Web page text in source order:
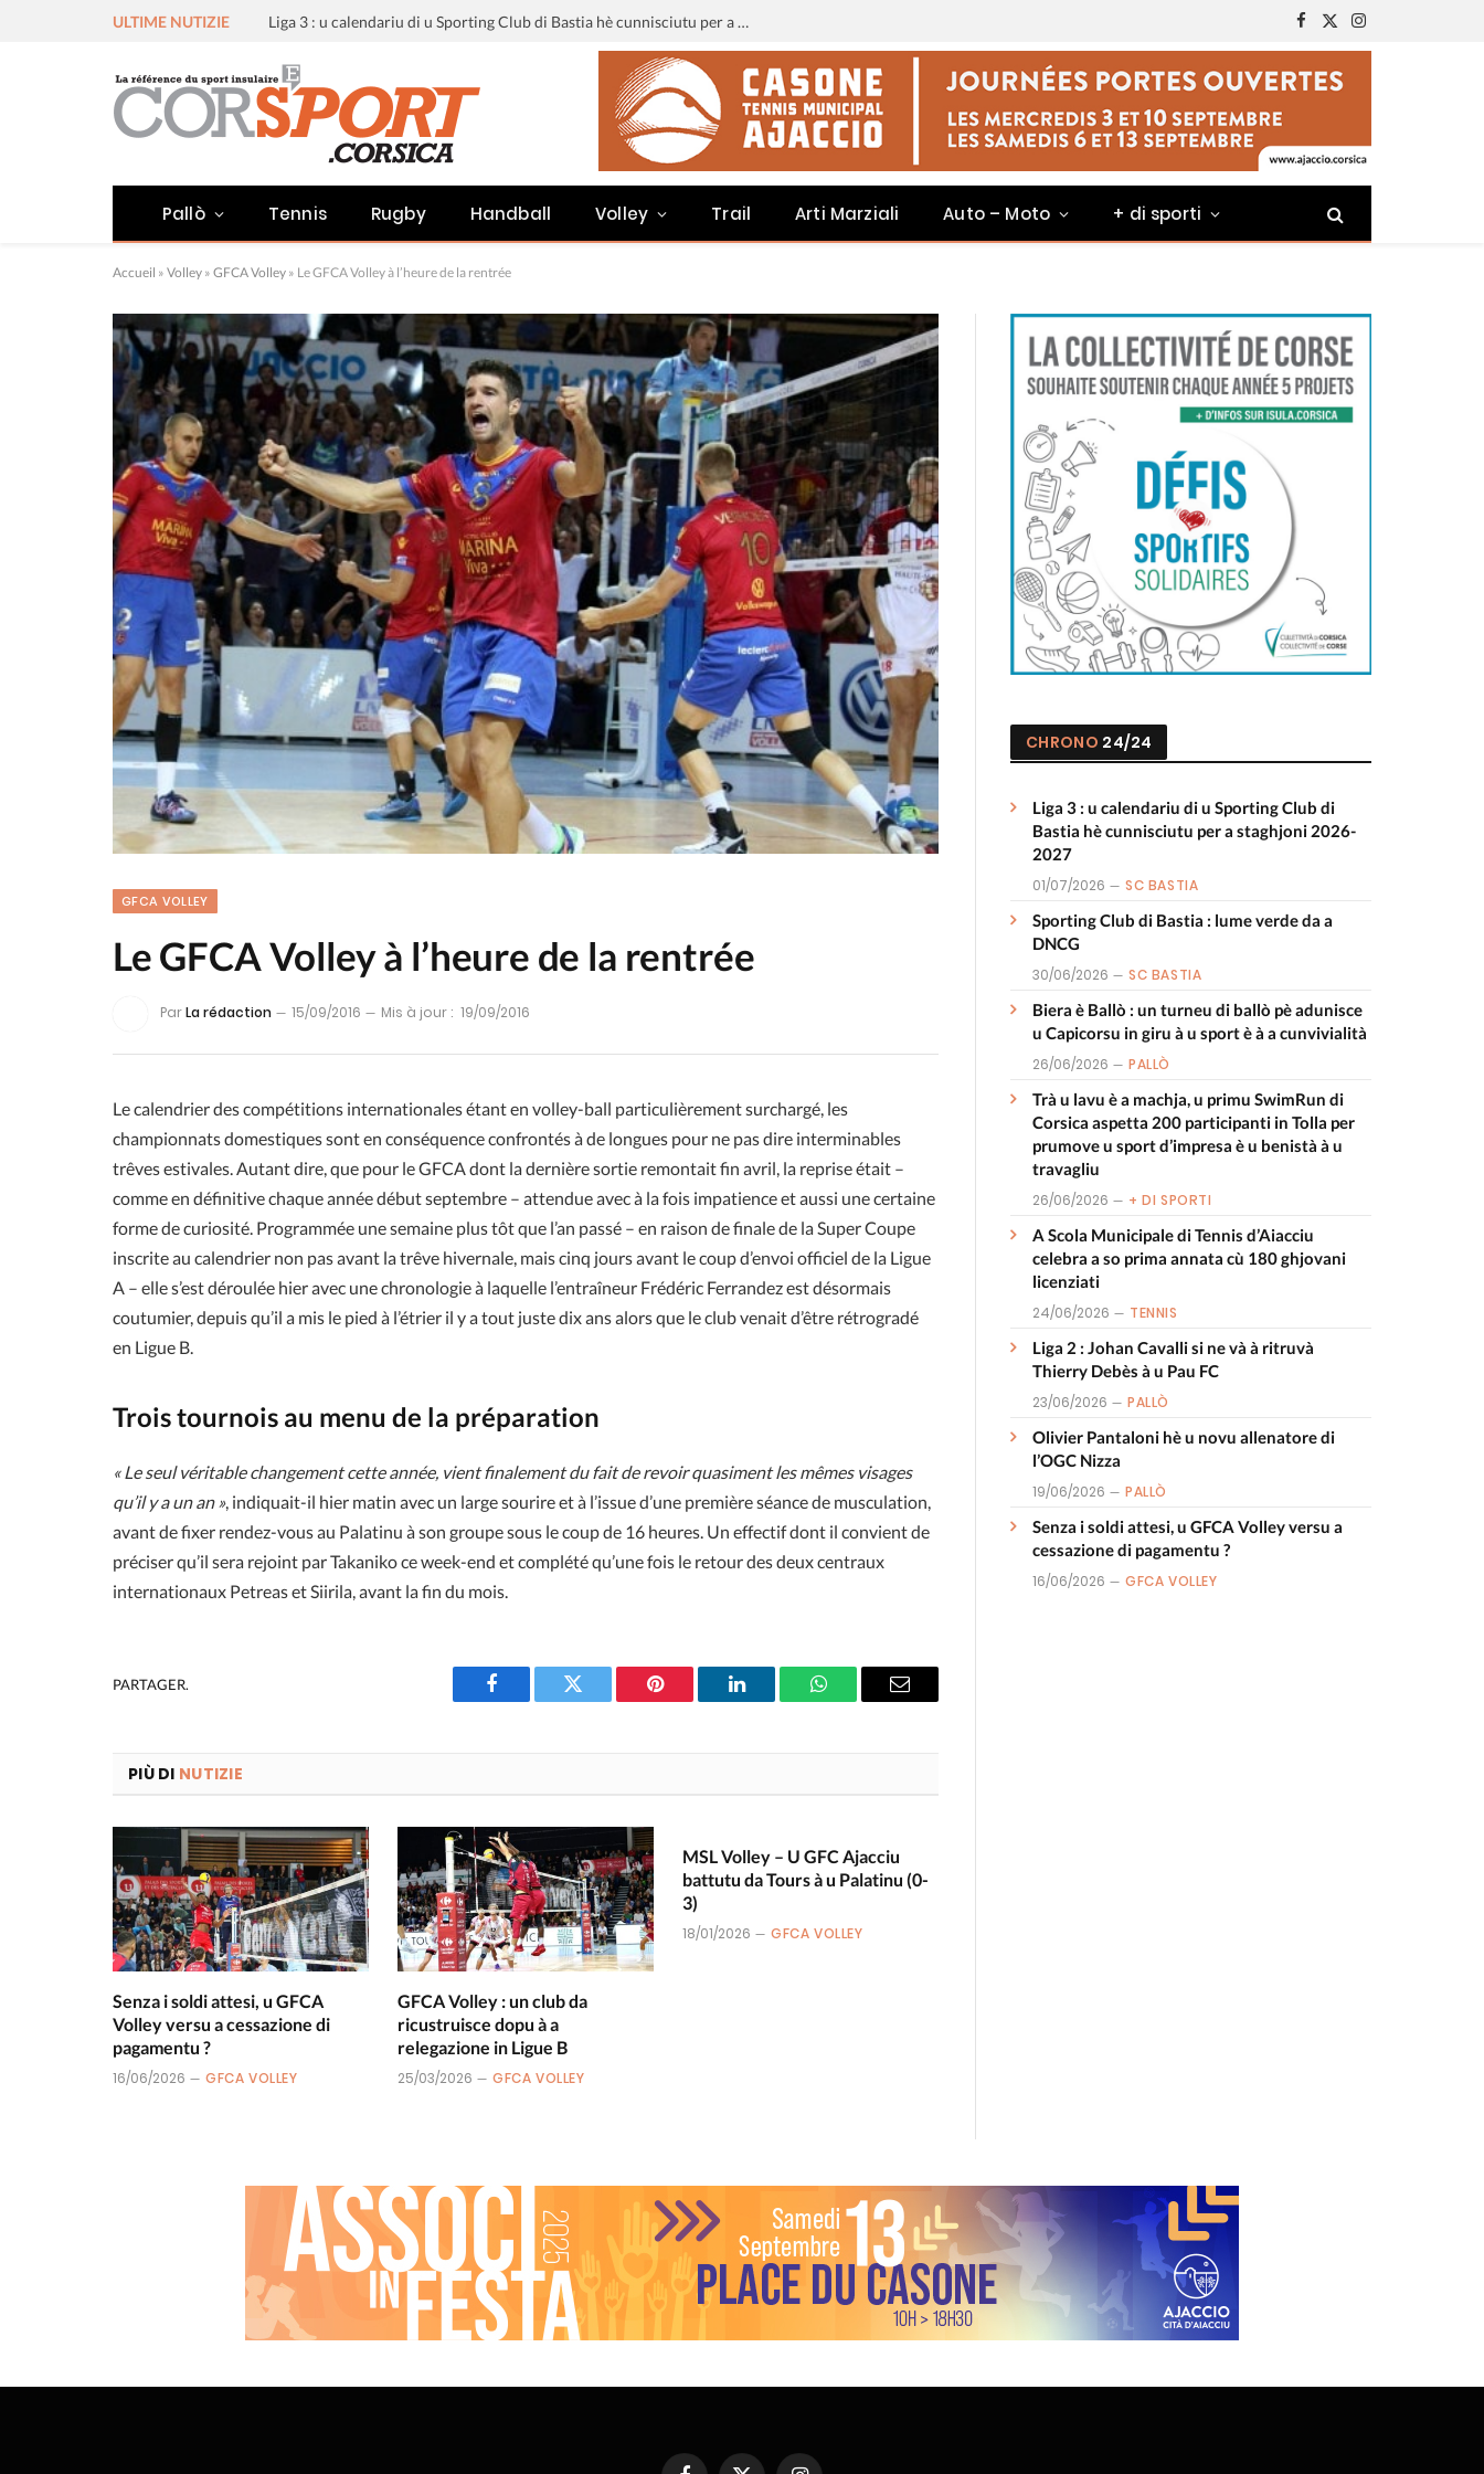
ULTIME NUTIZIE Liga 3 : u calendariu di u Sporting Club di Bastia hè cunnisciutu per a staghjoni 2026-2027
Facebook
X
(Twitter)
Instagram
Pallò Tennis Rugby Handball Volley Trail Arti Marziali Auto – Moto + di sporti
Accueil » Volley » GFCA Volley » Le GFCA Volley à l’heure de la rentrée
GFCA VOLLEY
Le GFCA Volley à l’heure de la rentrée
ParLa rédaction 15/09/2016 Mis à jour : 19/09/2016
Le calendrier des compétitions internationales étant en volley-ball particulièrement surchargé, les
championnats domestiques sont en conséquence confrontés à de longues pour ne pas dire interminables
trêves estivales. Autant dire, que pour le GFCA dont la dernière sortie remontait fin avril, la reprise était –
comme en définitive chaque année début septembre – attendue avec à la fois impatience et aussi une certaine
forme de curiosité. Programmée une semaine plus tôt que l’an passé – en raison de finale de la Super Coupe
inscrite au calendrier non pas avant la trêve hivernale, mais cinq jours avant le coup d’envoi officiel de la Ligue
A – elle s’est déroulée hier avec une chronologie à laquelle l’entraîneur Frédéric Ferrandez est désormais
coutumier, depuis qu’il a mis le pied à l’étrier il y a tout juste dix ans alors que le club venait d’être rétrogradé
en Ligue B.
Trois tournois au menu de la préparation
« Le seul véritable changement cette année, vient finalement du fait de revoir quasiment les mêmes visages
qu’il y a un an », indiquait-il hier matin avec un large sourire et à l’issue d’une première séance de musculation,
avant de fixer rendez-vous au Palatinu à son groupe sous le coup de 16 heures. Un effectif dont il convient de
préciser qu’il sera rejoint par Takaniko ce week-end et complété qu’une fois le retour des deux centraux
internationaux Petreas et Siirila, avant la fin du mois.
PARTAGER.
Facebook Twitter Pinterest LinkedIn WhatsAppEmail
PIÙ DI NUTIZIE
Senza i soldi attesi, u GFCA
Volley versu a cessazione di
pagamentu ?
16/06/2026 GFCA VOLLEY
GFCA Volley : un club da
ricustruisce dopu à a
relegazione in Ligue B
25/03/2026 GFCA VOLLEY
MSL Volley – U GFC Ajacciu
battutu da Tours à u Palatinu (0-
3)
18/01/2026 GFCA VOLLEY
CHRONO 24/24
Liga 3 : u calendariu di u Sporting Club di
Bastia hè cunnisciutu per a staghjoni 2026-
2027
01/07/2026 SC BASTIA
Sporting Club di Bastia : lume verde da a
DNCG
30/06/2026 SC BASTIA
Biera è Ballò : un turneu di ballò pè adunisce
u Capicorsu in giru à u sport è à a cunvivialità
26/06/2026 PALLÒ
Trà u lavu è a machja, u primu SwimRun di
Corsica aspetta 200 participanti in Tolla per
prumove u sport d’impresa è u benistà à u
travagliu
26/06/2026 + DI SPORTI
A Scola Municipale di Tennis d’Aiacciu
celebra a so prima annata cù 180 ghjovani
licenziati
24/06/2026 TENNIS
Liga 2 : Johan Cavalli si ne và à ritruvà
Thierry Debès à u Pau FC
23/06/2026 PALLÒ
Olivier Pantaloni hè u novu allenatore di
l’OGC Nizza
19/06/2026 PALLÒ
Senza i soldi attesi, u GFCA Volley versu a
cessazione di pagamentu ?
16/06/2026 GFCA VOLLEY